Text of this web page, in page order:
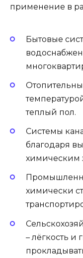
применение в
Бытовые
теплый пол.
Системы
благодаря
химическим
химически
– лёгкость и